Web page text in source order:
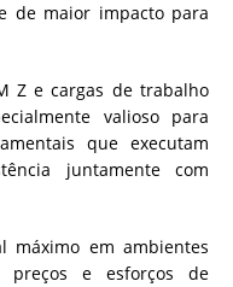
de maior impacto para
Z e cargas de trabalho
valioso para
que executam
juntamente com
máximo em ambientes
preços e esforços de